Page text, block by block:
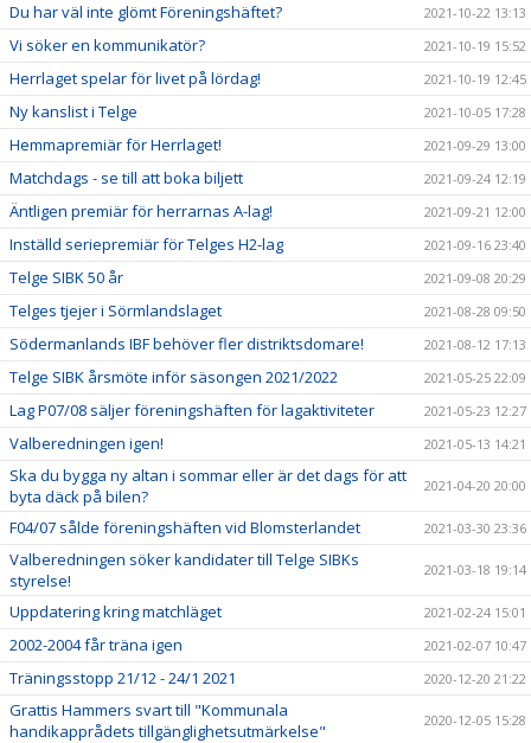
Du har väl inte glömt Föreningshäftet? 2021-10-22 13:13
Vi söker en kommunikatör? 2021-10-19 15:52
Herrlaget spelar för livet på lördag! 2021-10-19 12:45
Ny kanslist i Telge 2021-10-05 17:28
Hemmapremiär för Herrlaget! 2021-09-29 13:00
Matchdags - se till att boka biljett 2021-09-24 12:19
Äntligen premiär för herrarnas A-lag! 2021-09-21 12:00
Inställd seriepremiär för Telges H2-lag 2021-09-16 23:40
Telge SIBK 50 år 2021-09-08 20:29
Telges tjejer i Sörmlandslaget 2021-08-28 09:50
Södermanlands IBF behöver fler distriktsdomare! 2021-08-12 17:13
Telge SIBK årsmöte inför säsongen 2021/2022 2021-05-25 22:09
Lag P07/08 säljer föreningshäften för lagaktiviteter 2021-05-23 12:27
Valberedningen igen! 2021-05-13 14:21
Ska du bygga ny altan i sommar eller är det dags för att
byta däck på bilen?
2021-04-20 20:00
F04/07 sålde föreningshäften vid Blomsterlandet 2021-03-30 23:36
Valberedningen söker kandidater till Telge SIBKs
styrelse!
2021-03-18 19:14
Uppdatering kring matchläget 2021-02-24 15:01
2002-2004 får träna igen 2021-02-07 10:47
Träningsstopp 21/12 - 24/1 2021 2020-12-20 21:22
Grattis Hammers svart till "Kommunala
handikapprådets tillgänglighetsutmärkelse"
2020-12-05 15:28